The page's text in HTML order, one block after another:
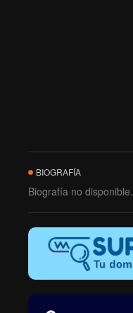
BIOGRAFÍA
Biografía no disponible.